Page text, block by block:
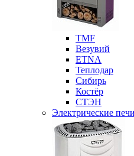
ТМF
Везувий
ETNA
Теплодар
Сибирь
Костёр
СТЭН
Электрические печи